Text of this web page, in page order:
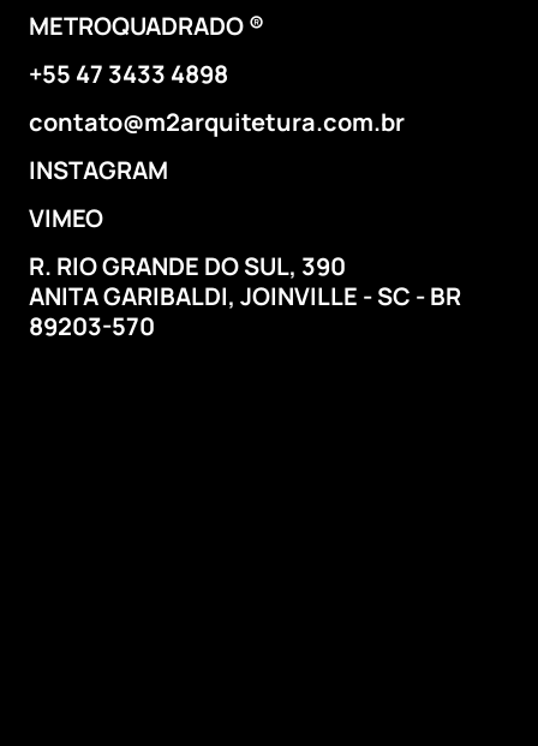
METROQUADRADO ®
+55 47 3433 4898
contato@m2arquitetura.com.br
INSTAGRAM
VIMEO
R. RIO GRANDE DO SUL, 390
ANITA GARIBALDI, JOINVILLE - SC - BR
89203-570